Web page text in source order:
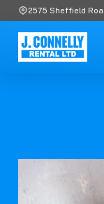
2575 Sheffield